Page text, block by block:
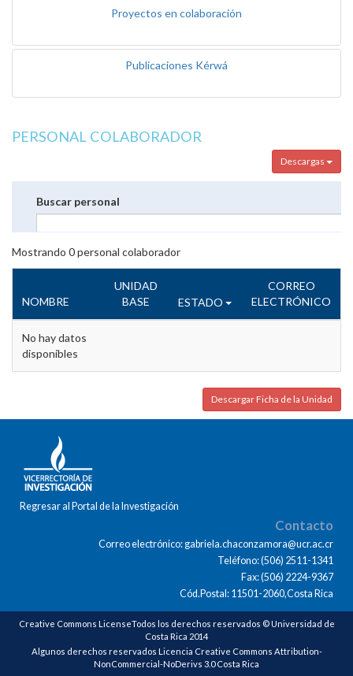
Proyectos en colaboración
Publicaciones Kérwá
PERSONAL COLABORADOR
Descargas
Buscar personal
Mostrando 0personal colaborador
NOMBRE
UNIDAD
BASE
ESTADO
CORREO
ELECTRÓNICO
No hay datos
disponibles
Descargar Ficha de la Unidad
Regresar al Portal de la Investigación
Contacto
Correo electrónico: gabriela.chaconzamora@ucr.ac.cr
Teléfono: (506) 2511-1341
Fax: (506) 2224-9367
Cód.Postal: 11501-2060,Costa Rica
Creative Commons LicenseTodos los derechos reservados © Universidad de
Costa Rica 2014
Algunos derechos reservados Licencia Creative Commons Attribution-
NonCommercial-NoDerivs 3.0 Costa Rica